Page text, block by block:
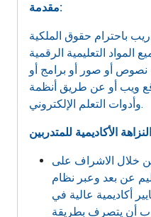
مقدمة:
باحترام حقوق الملكية
التعليمية الرقمية
نصوص أو صور أو برامج أو
ويب أو عن طريق أنظمة
وأدوات التعلم الإلكتروني.
الأكاديمية للمتدربين
خلال الاشراف على
عن بعد وعبر نظام
أكاديمية عالية في
أن يتصرف بطريقة